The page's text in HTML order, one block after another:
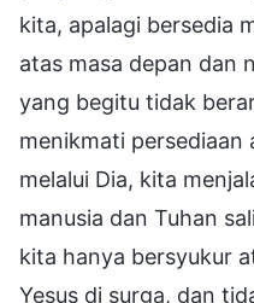
kita, apalagi bersedia
atas masa depan dan
yang begitu tidak
menikmati persediaan
melalui Dia, kita
manusia dan Tuhan
kita hanya bersyukur
Yesus di surga, dan